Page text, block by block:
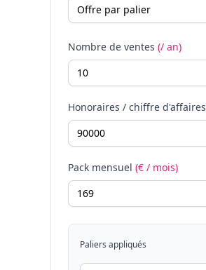
Nombre de ventes (/ an)
Honoraires / chiffre d'affaires
Pack mensuel (€ / mois)
Paliers appliqués